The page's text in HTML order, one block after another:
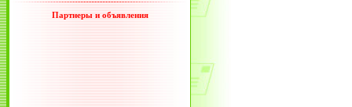
Партнеры и объявления